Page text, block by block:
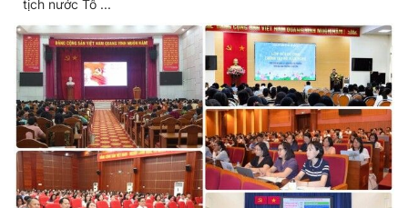
tịch nước Tô ...